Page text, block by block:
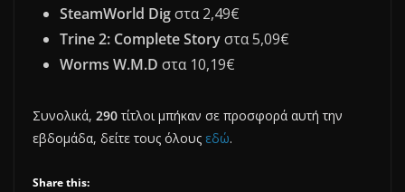
SteamWorld Digστα 2,49€
Trine 2: Complete Storyστα 5,09€
Worms W.M.D στα 10,19€
Συνολικά, 290 τίτλοι μπήκαν σε προσφορά αυτή την
εβδομάδα, δείτε τους όλους εδώ.
Share this: